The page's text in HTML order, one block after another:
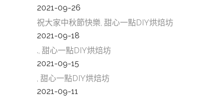
2021-09-26
祝大家中秋節快樂, 甜心一點DIY烘焙坊
2021-09-18
., 甜心一點DIY烘焙坊
2021-09-15
, 甜心一點DIY烘焙坊
2021-09-11